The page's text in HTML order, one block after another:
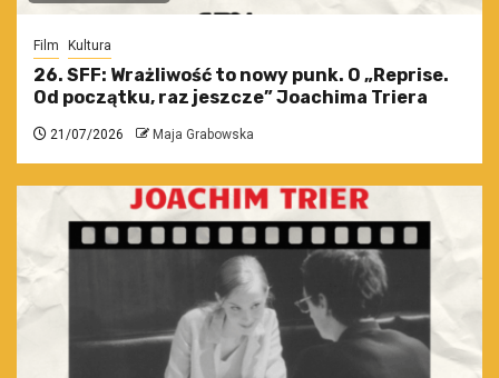
Film Kultura
26. SFF: Wrażliwość to nowy punk. O „Reprise.
Od początku, raz jeszcze” Joachima Triera
21/07/2026 Maja Grabowska